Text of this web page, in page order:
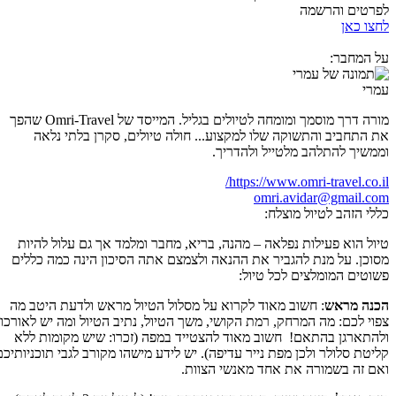
לפרטים והרשמה
לחצו כאן
על המחבר:
עמרי
מורה דרך מוסמך ומומחה לטיולים בגליל. המייסד של Omri-Travel שהפך
את התחביב והתשוקה שלו למקצוע... חולה טיולים, סקרן בלתי נלאה
וממשיך להתלהב מלטייל ולהדריך.
https://www.omri-travel.co.il/
omri.avidar@gmail.com
כללי הזהב לטיול מוצלח:
טיול הוא פעילות נפלאה – מהנה, בריא, מחבר ומלמד אך גם עלול להיות
מסוכן. על מנת להגביר את ההנאה ולצמצם אתה הסיכון הינה כמה כללים
פשוטים המומלצים לכל טיול:
הכנה מראש: חשוב מאוד לקרוא על מסלול הטיול מראש ולדעת היטב מה
צפוי לכם: מה המרחק, רמת הקושי, משך הטיול, נתיב הטיול ומה יש לאורכו
ולהתארגן בהתאם! חשוב מאוד להצטייד במפה (זכרו: שיש מקומות ללא
קליטת סלולר ולכן מפת נייר עדיפה). יש לידע מישהו מקורב לגבי תוכניותיכם
ואם זה בשמורה את אחד מאנשי הצוות.